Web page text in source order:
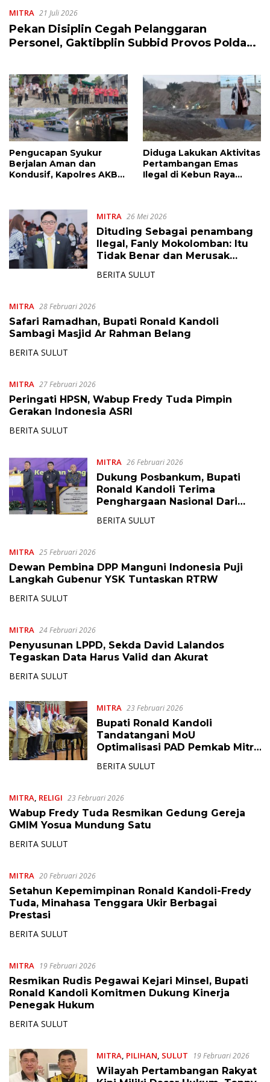
MITRA 21 Juli 2026
Pekan Disiplin Cegah Pelanggaran
Personel, Gaktibplin Subbid Provos Polda
Pengucapan Syukur
Berjalan Aman dan
Kondusif, Kapolres AKBP
Diduga Lakukan Aktivitas
Pertambangan Emas
Ilegal di Kebun Raya
MITRA 26 Mei 2026
Dituding Sebagai penambang
Ilegal, Fanly Mokolomban: Itu
Tidak Benar dan Merusak
BERITA SULUT
MITRA 28 Februari 2026
Safari Ramadhan, Bupati Ronald Kandoli
Sambagi Masjid Ar Rahman Belang
BERITA SULUT
MITRA 27 Februari 2026
Peringati HPSN, Wabup Fredy Tuda Pimpin
Gerakan Indonesia ASRI
BERITA SULUT
MITRA 26 Februari 2026
Dukung Posbankum, Bupati
Ronald Kandoli Terima
Penghargaan Nasional Dari
BERITA SULUT
MITRA 25 Februari 2026
Dewan Pembina DPP Manguni Indonesia Puji
Langkah Gubenur YSK Tuntaskan RTRW
BERITA SULUT
MITRA 24 Februari 2026
Penyusunan LPPD, Sekda David Lalandos
Tegaskan Data Harus Valid dan Akurat
BERITA SULUT
MITRA 23 Februari 2026
Bupati Ronald Kandoli
Tandatangani MoU
Optimalisasi PAD Pemkab Mitra
BERITA SULUT
MITRA RELIGI 23 Februari 2026
Wabup Fredy Tuda Resmikan Gedung Gereja
GMIM Yosua Mundung Satu
BERITA SULUT
MITRA 20 Februari 2026
Setahun Kepemimpinan Ronald Kandoli-Fredy
Tuda, Minahasa Tenggara Ukir Berbagai
Prestasi
BERITA SULUT
MITRA 19 Februari 2026
Resmikan Rudis Pegawai Kejari Minsel, Bupati
Ronald Kandoli Komitmen Dukung Kinerja
Penegak Hukum
BERITA SULUT
MITRA PILIHAN SULUT 19 Februari 2026
Wilayah Pertambangan Rakyat